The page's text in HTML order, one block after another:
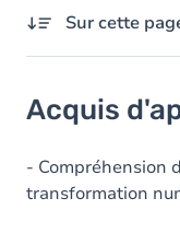
Sur cette
Objectifs
Contenu
Acquis
- Compréhension
transformation